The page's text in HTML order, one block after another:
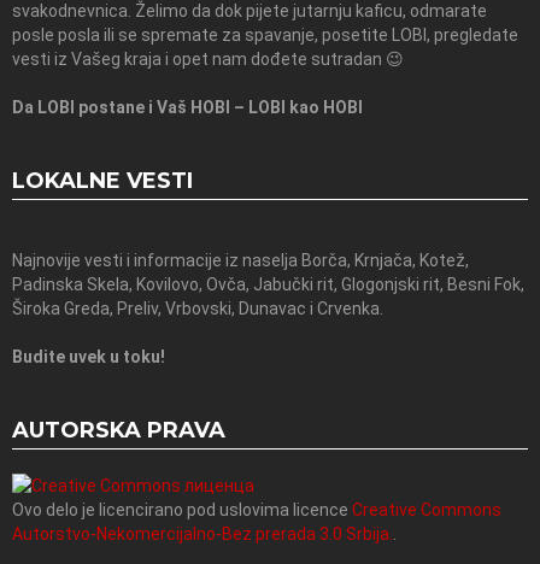
svakodnevnica. Želimo da dok pijete jutarnju kaficu, odmarate
posle posla ili se spremate za spavanje, posetite LOBI, pregledate
vesti iz Vašeg kraja i opet nam dođete sutradan 😉
Da LOBI postane i Vaš HOBI – LOBI kao HOBI
LOKALNE VESTI
Najnovije vesti i informacije iz naselja Borča, Krnjača, Kotež,
Padinska Skela, Kovilovo, Ovča, Jabučki rit, Glogonjski rit, Besni Fok,
Široka Greda, Preliv, Vrbovski, Dunavac i Crvenka.
Budite uvek u toku!
AUTORSKA PRAVA
Ovo delo je licencirano pod uslovima licence Creative Commons
Autorstvo-Nekomercijalno-Bez prerada 3.0 Srbija.